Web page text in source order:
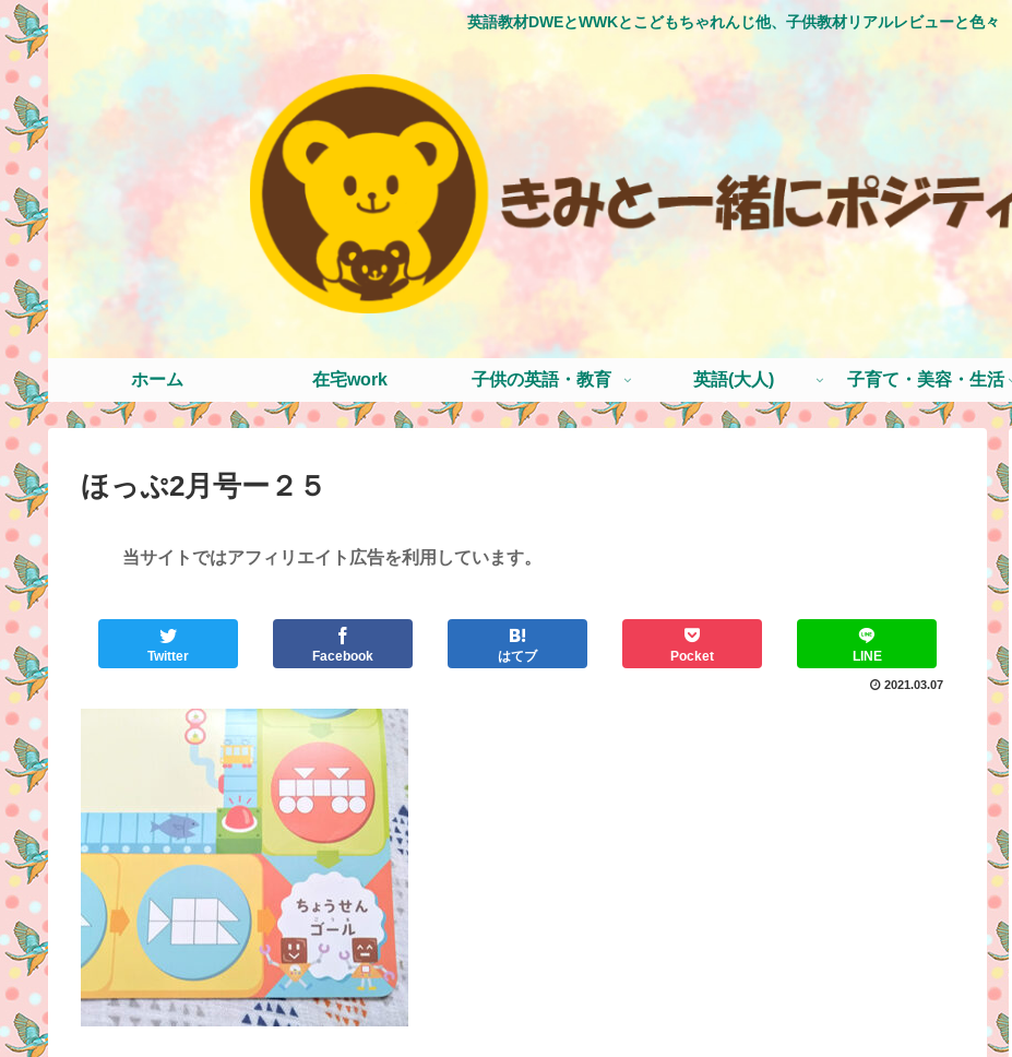
英語教材DWEとWWKとこどもちゃれんじ他、子供教材リアルレビューと色々
ホーム 在宅work 子供の英語・教育 英語(大人) 子育て・美容・生活
ほっぷ2月号ー２５
当サイトではアフィリエイト広告を利用しています。
Twitter Facebook はてブ Pocket LINE
2021.03.07